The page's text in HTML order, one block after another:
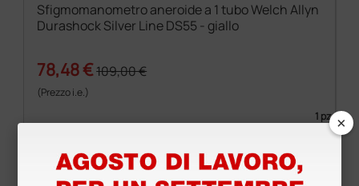
Sfigmomanometro aneroide a 1 tubo Welch Allyn
Durashock Silver Line DS55 - giallo
78,48 €109,00 €
(Prezzo i.e.)
1 pz.
Prodotti simili e correlati
×